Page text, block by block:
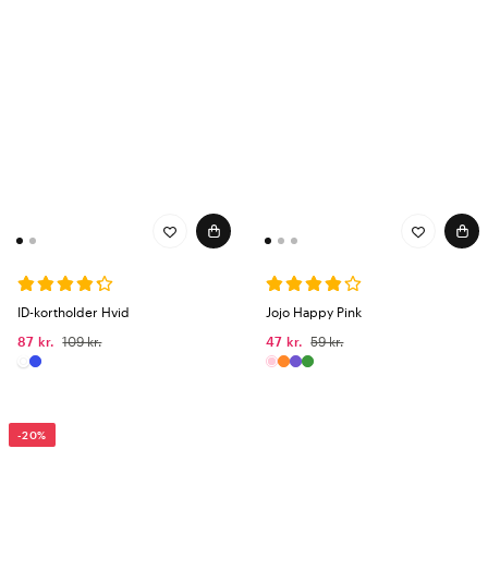
ID-kortholder Hvid
87 kr.
109 kr.
Jojo Happy Pink
47 kr.
59 kr.
-20%